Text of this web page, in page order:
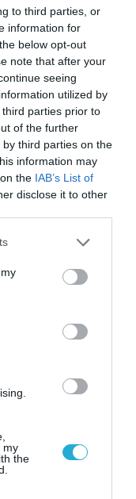
to third parties, or
information for
below opt-out
note that after your
seeing
utilized by
parties prior to
of the further
third parties on the
information may
the IAB’s List of
disclose it to other
or more Google
You may click to
third-party tags to
in below Google
my
the
και
– Δείτε